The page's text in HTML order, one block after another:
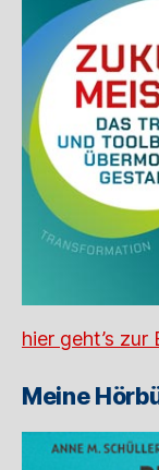
hier geht’s zur
Meine